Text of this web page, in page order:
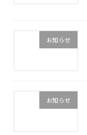
お知らせ
お知らせ